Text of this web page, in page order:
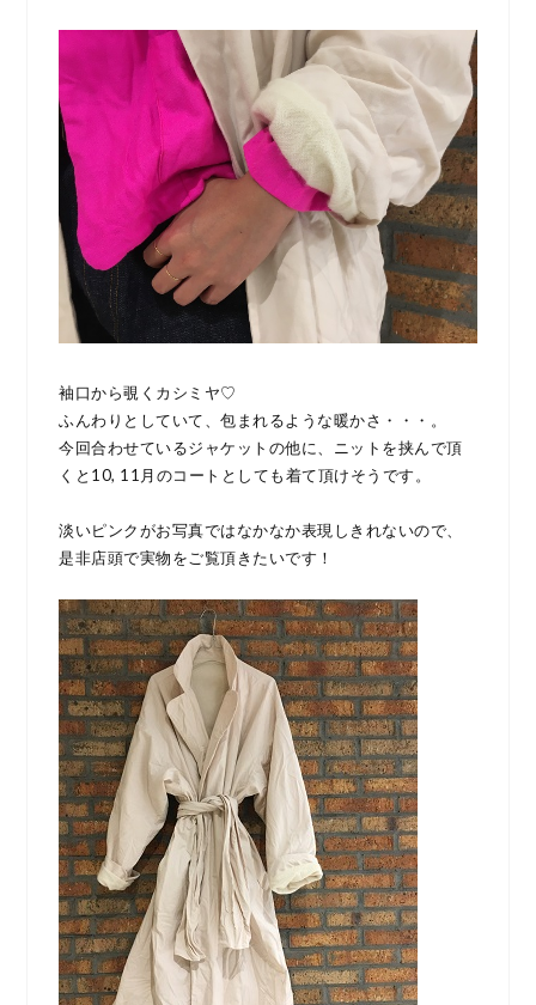
袖口から覗くカシミヤ♡
ふんわりとしていて、包まれるような暖かさ・・・。
今回合わせているジャケットの他に、ニットを挟んで頂
くと10, 11月のコートとしても着て頂けそうです。
淡いピンクがお写真ではなかなか表現しきれないので、
是非店頭で実物をご覧頂きたいです！